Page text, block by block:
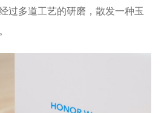
过多道工艺的研磨，散发一种玉